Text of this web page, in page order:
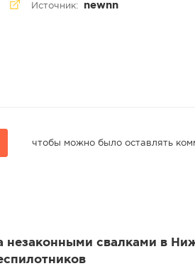
Источник: newnn
чтобы можно было оставлять
незаконными свалками в